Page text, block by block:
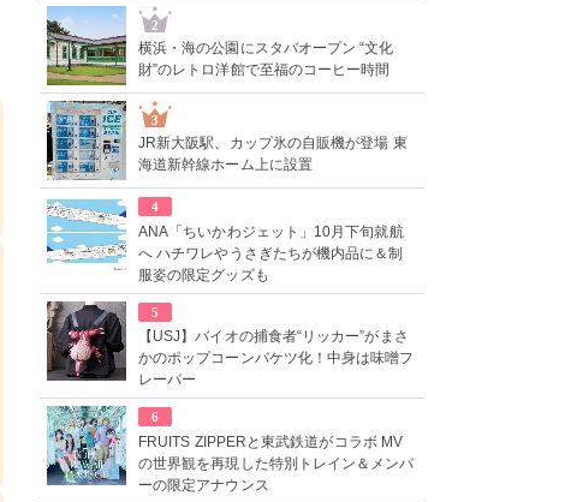
2
横浜・海の公園にスタバオープン “文化
財”のレトロ洋館で至福のコーヒー時間
3
JR新大阪駅、カップ氷の自販機が登場 東
海道新幹線ホーム上に設置
4
ANA「ちいかわジェット」10月下旬就航
へ ハチワレやうさぎたちが機内品に＆制
服姿の限定グッズも
5
【USJ】バイオの捕食者“リッカー”がまさ
かのポップコーンバケツ化！中身は味噌フ
レーバー
6
FRUITS ZIPPERと東武鉄道がコラボ MV
の世界観を再現した特別トレイン＆メンバ
ーの限定アナウンス